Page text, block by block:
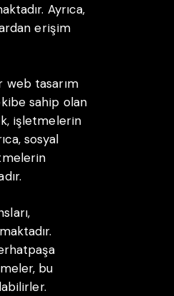
Ayrıca,
erişim
web tasarım
sahip olan
işletmelerin
sosyal
bu